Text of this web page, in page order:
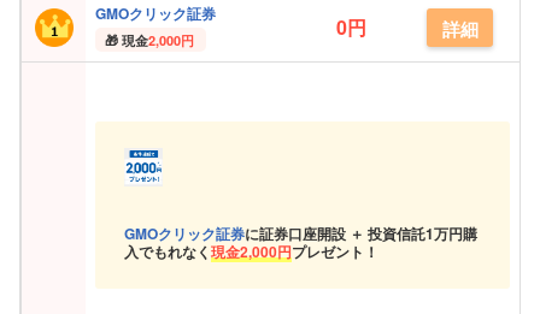
GMOクリック証券
現金2,000円 0円 詳細
GMOクリック証券に証券口座開設 ＋ 投資信託1万円購
入でもれなく現金2,000円プレゼント！